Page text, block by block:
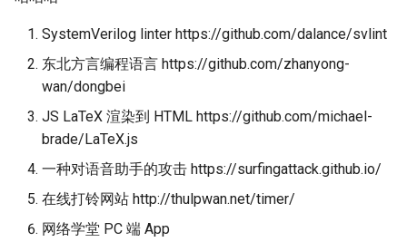
SystemVerilog linter https://github.com/dalance/svlint
东北方言编程语言 https://github.com/zhanyong-
wan/dongbei
JS LaTeX 渲染到 HTML https://github.com/michael-
brade/LaTeX.js
一种对语音助手的攻击 https://surfingattack.github.io/
在线打铃网站 http://thulpwan.net/timer/
网络学堂 PC 端 App